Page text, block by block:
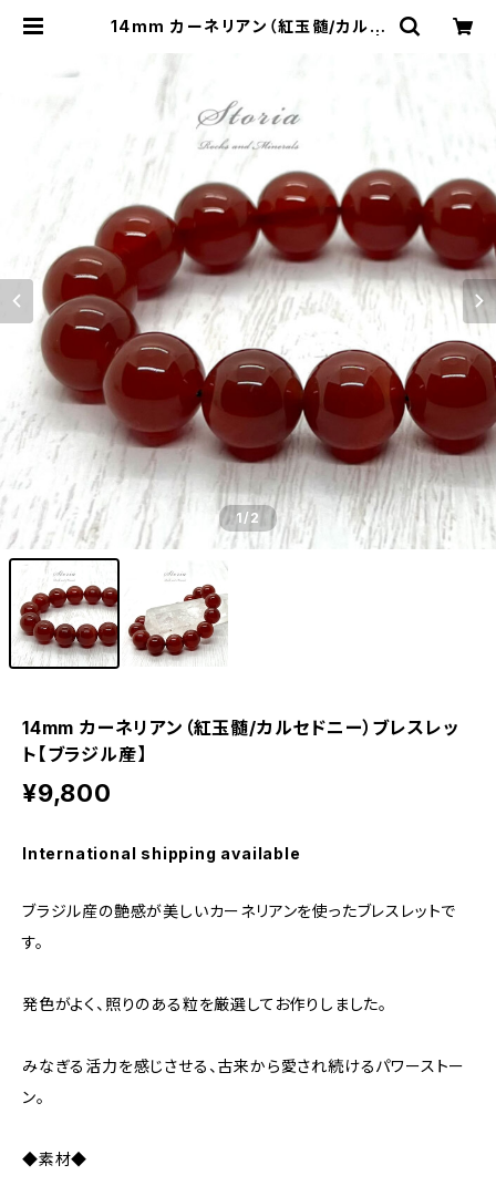
14mm カーネリアン（紅玉髄/カルセ
1/2
14mm カーネリアン（紅玉髄/カルセドニー）ブレスレッ
ト【ブラジル産】
¥9,800
International shipping available
ブラジル産の艶感が美しいカーネリアンを使ったブレスレットで
す。
発色がよく、照りのある粒を厳選してお作りしました。
みなぎる活力を感じさせる、古来から愛され続けるパワーストー
ン。
◆素材◆